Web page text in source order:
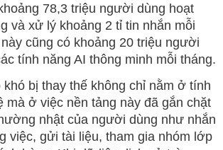
78,3 triệu người dùng hoạt
và xử lý khoảng 2 tỉ tin nhắn mỗi
cũng có khoảng 20 triệu người
tính năng AI thông minh mỗi tháng.
bị thay thế không chỉ nằm ở tính
mà ở việc nền tảng này đã gắn chặt
nhật của người dùng như nhắn
việc, gửi tài liệu, tham gia nhóm lớp